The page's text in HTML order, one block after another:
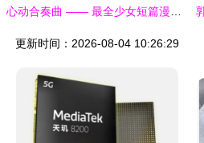
更新时间：2026-08-04 10:26:29